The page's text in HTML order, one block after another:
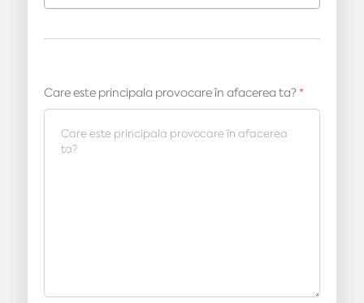
Care este principala provocare în afacerea ta?*